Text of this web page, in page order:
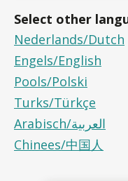
Select other
Nederlands/Dutch
Engels/English
Pools/Polski
Turks/Türkçe
Arabisch/العربية
Chinees/中国人